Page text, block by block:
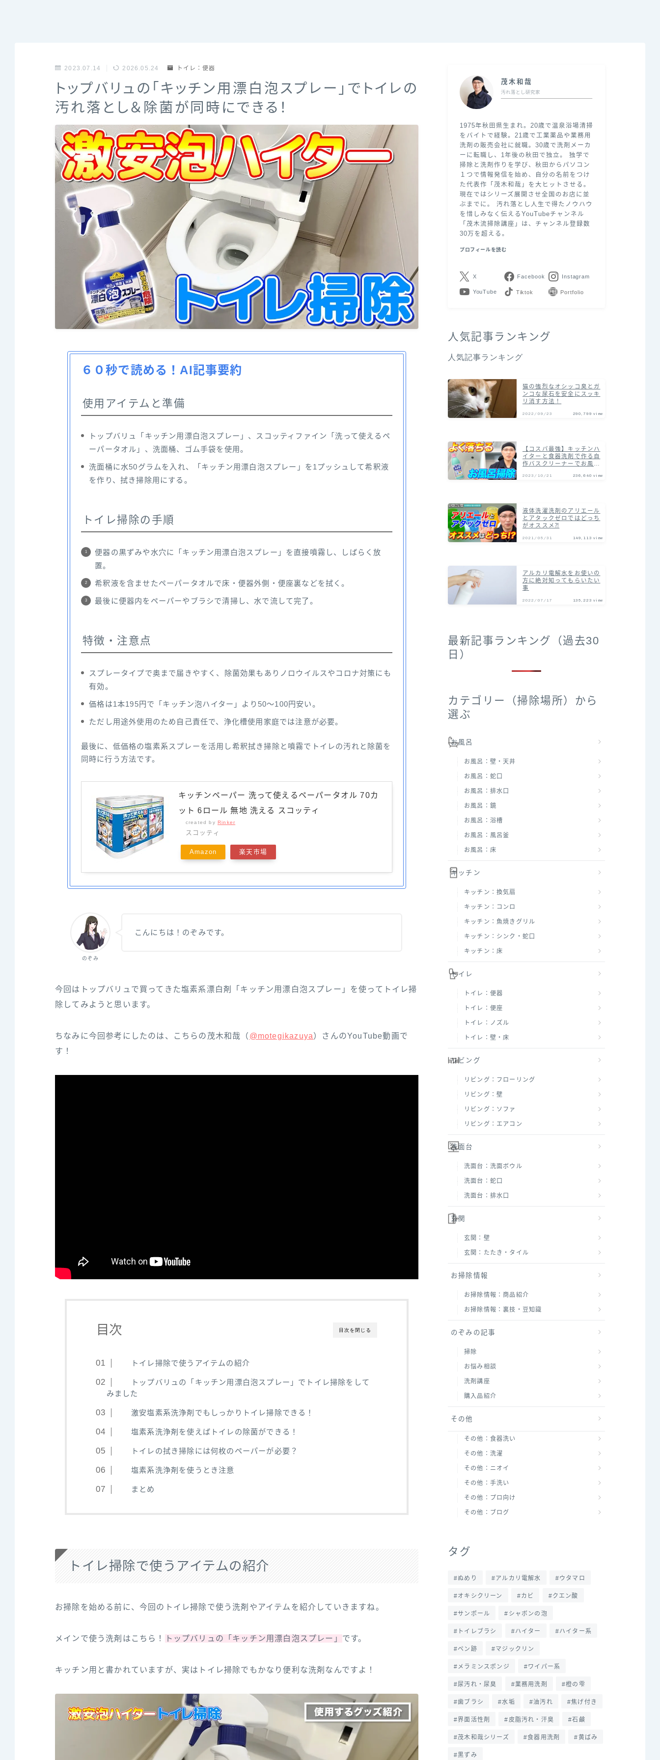
2023.07.14 2026.05.24 トイレ：便器
トップバリュの「キッチン用漂白泡スプレー」でトイレの
汚れ落とし＆除菌が同時にできる！
６０秒で読める！AI記事要約
使用アイテムと準備
トップバリュ「キッチン用漂白泡スプレー」、スコッティファイン「洗って使えるペ
ーパータオル」、洗面桶、ゴム手袋を使用。
洗面桶に水50グラムを入れ、「キッチン用漂白泡スプレー」を1プッシュして希釈液
を作り、拭き掃除用にする。
トイレ掃除の手順
便器の黒ずみや水穴に「キッチン用漂白泡スプレー」を直接噴霧し、しばらく放
置。
希釈液を含ませたペーパータオルで床・便器外側・便座裏などを拭く。
最後に便器内をペーパーやブラシで清掃し、水で流して完了。
特徴・注意点
スプレータイプで奥まで届きやすく、除菌効果もありノロウイルスやコロナ対策にも
有効。
価格は1本195円で「キッチン泡ハイター」より50〜100円安い。
ただし用途外使用のため自己責任で、浄化槽使用家庭では注意が必要。
最後に、低価格の塩素系スプレーを活用し希釈拭き掃除と噴霧でトイレの汚れと除菌を
同時に行う方法です。
キッチンペーパー 洗って使えるペーパータオル 70カ
ット 6ロール 無地 洗える スコッティ
created by Rinker
スコッティ
Amazon 楽天市場
のぞみ
こんにちは！のぞみです。
今回はトップバリュで買ってきた塩素系漂白剤「キッチン用漂白泡スプレー」を使ってトイレ掃
除してみようと思います。
ちなみに今回参‌考‌に‌し‌た‌の‌は、‌こ‌ち‌ら‌の‌茂‌木‌和‌哉‌（‌‌ @motegikazuya‌‌）‌さ‌ん‌の‌YouTube‌動‌画‌で‌
す！
目次を閉じる
目次
トイレ掃除で使うアイテムの紹介
トップバリュの「キッチン用漂白泡スプレー」でトイレ掃除をして
みました
激安塩素系洗浄剤でもしっかりトイレ掃除できる！
塩素系洗浄剤を使えばトイレの除菌ができる！
トイレの拭き掃除には何枚のペーパーが必要？
塩素系洗浄剤を使うとき注意
まとめ
トイレ掃除で使うアイテムの紹介
お掃除を始める前に、今回のトイレ掃除で使う洗剤やアイテムを紹介していきますね。
メインで使う洗剤はこちら！ トップバリュの「キッチン用漂白泡スプレー」 です。
キッチン用と書かれていますが、実はトイレ掃除でもかなり便利な洗剤なんですよ！
茂木和哉
汚れ落とし研究家
1975年秋田県生まれ。20歳で温泉浴場清掃
をバイトで経験。21歳で工業薬品や業務用
洗剤の販売会社に就職。30歳で洗剤メーカ
ーに転職し、1年後の秋田で独立。 独学で
掃除と洗剤作りを学び、秋田からパソコン
１つで情報発信を始め、自分の名前をつけ
た代表作「茂木和哉」を大ヒットさせる。
現在ではシリーズ展開させ全国のお店に並
ぶまでに。 汚れ落とし人生で得たノウハウ
を惜しみなく伝えるYouTubeチャンネル
「茂木流掃除講座」は、チャンネル登録数
30万を超える。
プロフィールを読む
X Facebook Instagram
YouTube LINE Contact
人気記事ランキング
人気記事ランキング
猫の強烈なオシッコ臭とガ
ンコな尿石を安全にスッキ
リ消す方法！
2022/09/23 290,799 view
【コスパ最強】キッチンハ
イターと食器洗剤で作る自
作バスクリーナーでお風呂
術！
2023/10/21 236,640 view
液体洗濯洗剤のアリエール
とアタックゼロではどっち
がオススメ⁈
2021/05/31 149,113 view
アルカリ電解水をお使いの
方に絶対知ってもらいたい
事
2022/07/17 135,223 view
最新記事ランキング（過去30
日）
カテゴリー（掃除場所）から
選ぶ
お風呂
お風呂：壁・天井
お風呂：蛇口
お風呂：排水口
お風呂：鏡
お風呂：浴槽
お風呂：風呂釜
お風呂：床
キッチン
キッチン：換気扇
キッチン：コンロ
キッチン：魚焼きグリル
キッチン：シンク・蛇口
キッチン：床
トイレ
トイレ：便器
トイレ：便座
トイレ：ノズル
トイレ：壁・床
リビング
リビング：フローリング
リビング：壁
リビング：ソファ
リビング：エアコン
洗面台
洗面台：洗面ボウル
洗面台：蛇口
洗面台：排水口
玄関
玄関：壁
玄関：たたき・タイル
お掃除情報
お掃除情報：商品紹介
お掃除情報：裏技・豆知識
のぞみの記事
掃除
お悩み相談
洗剤講座
購入品紹介
その他
その他：食器洗い
その他：洗濯
その他：ニオイ
その他：手洗い
その他：プロ向け
その他：ブログ
タグ
ぬめり アルカリ電解水 ウタマロ
オキシクリーン カビ クエン酸
サンポール シャボンの泡
トイレブラシ ハイター ハイター系
ペン跡 マジックリン
メラミンスポンジ ワイパー系
尿汚れ・尿臭 業務用洗剤 橙の雫
歯ブラシ 水垢 油汚れ 焦げ付き
界面活性剤 皮脂汚れ・汗臭 石鹸
茂木和哉シリーズ 食器用洗剤 黄ばみ
黒ずみ